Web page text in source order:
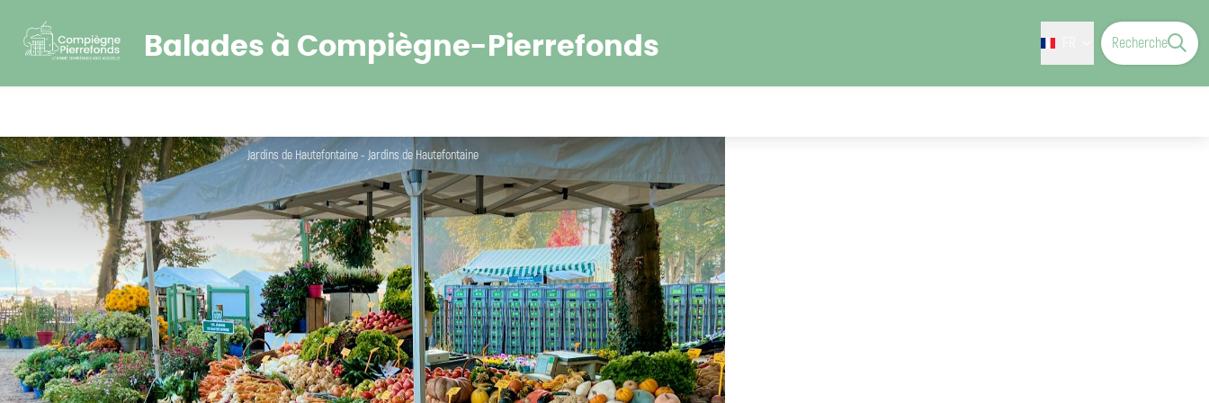
Balades à Compiègne-Pierrefonds Recherche
Jardins de Hautefontaine - Jardins de Hautefontaine